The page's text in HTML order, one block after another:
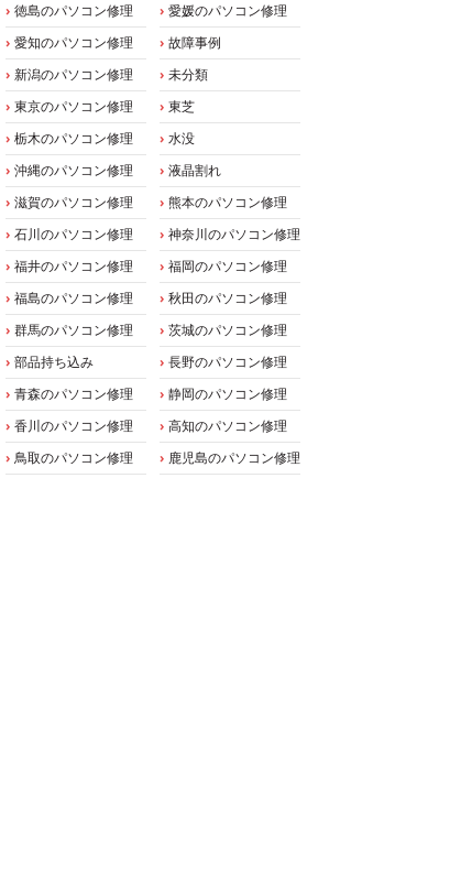
徳島のパソコン修理
愛媛のパソコン修理
愛知のパソコン修理
故障事例
新潟のパソコン修理
未分類
東京のパソコン修理
東芝
栃木のパソコン修理
水没
沖縄のパソコン修理
液晶割れ
滋賀のパソコン修理
熊本のパソコン修理
石川のパソコン修理
神奈川のパソコン修理
福井のパソコン修理
福岡のパソコン修理
福島のパソコン修理
秋田のパソコン修理
群馬のパソコン修理
茨城のパソコン修理
部品持ち込み
長野のパソコン修理
青森のパソコン修理
静岡のパソコン修理
香川のパソコン修理
高知のパソコン修理
鳥取のパソコン修理
鹿児島のパソコン修理